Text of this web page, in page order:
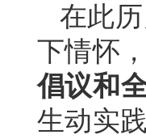
在此
下情怀
倡议和
生动实